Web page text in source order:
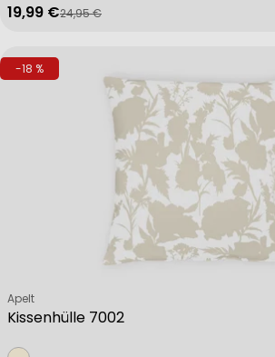
Verkaufspreis
19,99 €
Regulärer Preis
24,95 €
-18 %
Kissenhülle 7002
Verkäufer:
Apelt